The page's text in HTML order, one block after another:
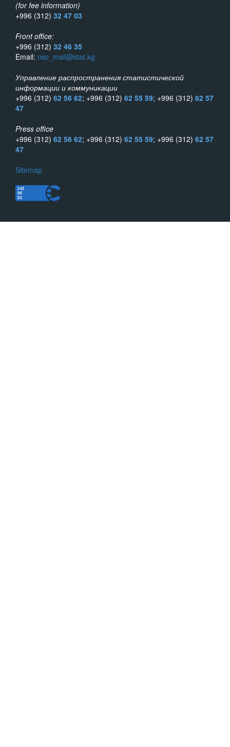
(for fee information)
+996 (312) 32 47 03
Front office:
+996 (312) 32 46 35
Email: nsc_mail@stat.kg
Управление распространения статистической
информации и коммуникации
+996 (312) 62 56 62; +996 (312) 62 55 59; +996 (312) 62 57
47
Press office
+996 (312) 62 56 62; +996 (312) 62 55 59; +996 (312) 62 57
47
Sitemap